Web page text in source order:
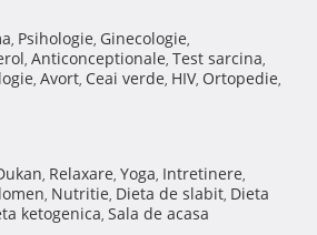
, Psihologie, Ginecologie,
, Anticonceptionale, Test sarcina,
, Avort, Ceai verde, HIV, Ortopedie,
, Relaxare, Yoga, Intretinere,
, Nutritie, Dieta de slabit, Dieta
ketogenica, Sala de acasa